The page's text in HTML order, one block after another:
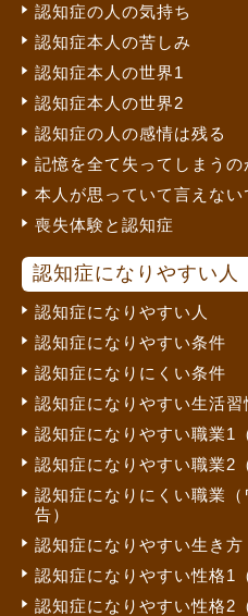
認知症の人の気持ち
認知症本人の苦しみ
認知症本人の世界1
認知症本人の世界2
認知症の人の感情は残る
記憶を全て失ってしまうの
本人が思っていて言えない
喪失体験と認知症
認知症になりやすい人
認知症になりやすい人
認知症になりやすい条件
認知症になりにくい条件
認知症になりやすい生活習
認知症になりやすい職業1
認知症になりやすい職業2
認知症になりにくい職業
告）
認知症になりやすい生き方
認知症になりやすい性格1
認知症になりやすい性格2